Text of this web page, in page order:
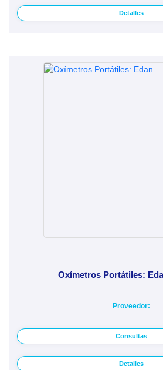
Detalles
Oxímetros Portátiles:
Proveedor:
Consultas
Detalles